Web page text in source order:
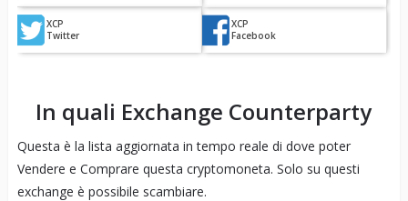
XCP
Twitter
XCP
Facebook
In quali Exchange Counterparty
Questa è la lista aggiornata in tempo reale di dove poter
Vendere e Comprare questa cryptomoneta. Solo su questi
exchange è possibile scambiare.